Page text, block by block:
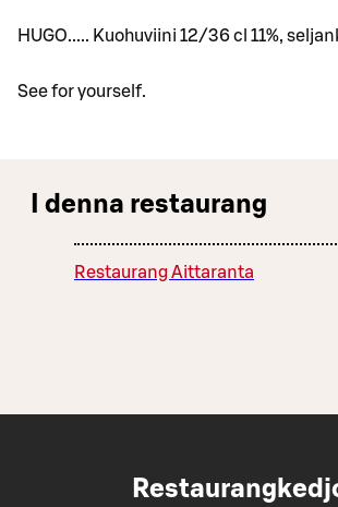
HUGO..... Kuohuviini 12/36 cl 11%,
See for yourself.
I denna restaurang
Restaurang Aittaranta